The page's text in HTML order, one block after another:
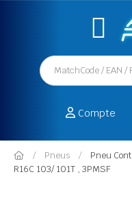
Compte
Pneus
Pneu
R16C 103/ 101T , 3PMSF